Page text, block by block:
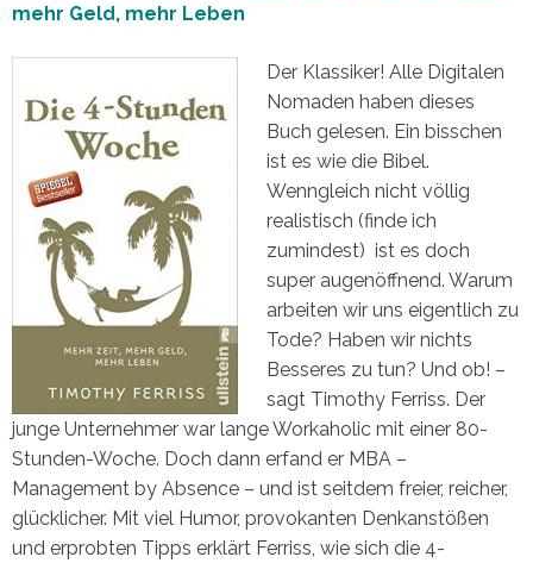
mehr Geld, mehr Leben
Der Klassiker! Alle Digitalen
Nomaden haben dieses
Buch gelesen. Ein bisschen
ist es wie die Bibel.
Wenngleich nicht völlig
realistisch (finde ich
zumindest) ist es doch
super augenöffnend. Warum
arbeiten wir uns eigentlich zu
Tode? Haben wir nichts
Besseres zu tun? Und ob! –
sagt Timothy Ferriss. Der
junge Unternehmer war lange Workaholic mit einer 80-
Stunden-Woche. Doch dann erfand er MBA –
Management by Absence – und ist seitdem freier, reicher,
glücklicher. Mit viel Humor, provokanten Denkanstößen
und erprobten Tipps erklärt Ferriss, wie sich die 4-